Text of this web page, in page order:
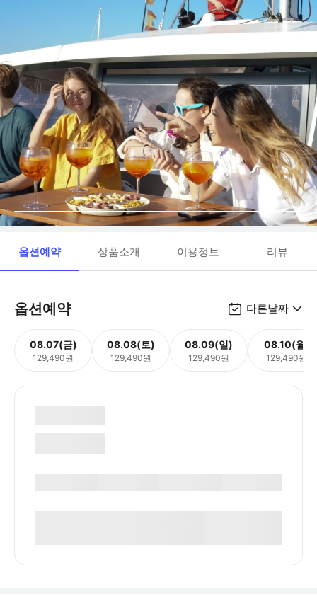
옵션예약 상품소개 이용정보 리뷰
옵션예약 다른날짜
08.07(금)
129,490원
08.08(토)
129,490원
08.09(일)
129,490원
08.10(월)
129,490원